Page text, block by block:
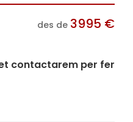
des de 3995 €
contactarem per fer